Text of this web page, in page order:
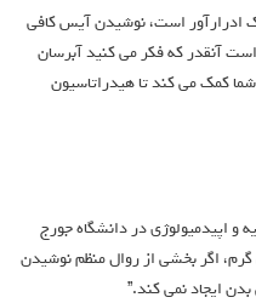
ادرارآور است، نوشیدن آیس کافی
آنقدر که فکر می کنید آبرسان
کمک می کند تا هیدراتاسیون
و اپیدمیولوژی در دانشگاه جورج
اگر بخشی از روال منظم نوشیدن
ایجاد نمی کند.”